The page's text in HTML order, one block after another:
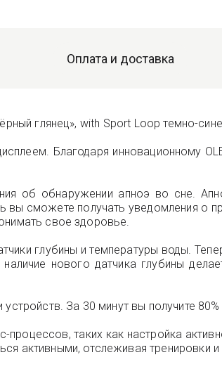
Оплата и доставка
глянец», with Sport Loop темно-
Благодаря инновационному
об обнаружении апноэ во сне.
сможете получать уведомления о
свое здоровье.
глубины и температуры воды.
нового датчика глубины
За 30 минут вы получите
таких как настройка
активными, отслеживая тренировки